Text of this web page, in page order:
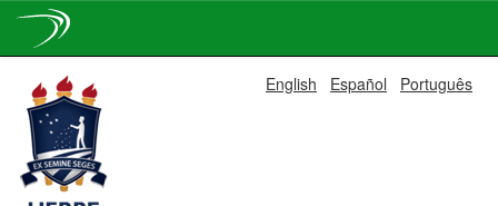
navigation
English Español Português